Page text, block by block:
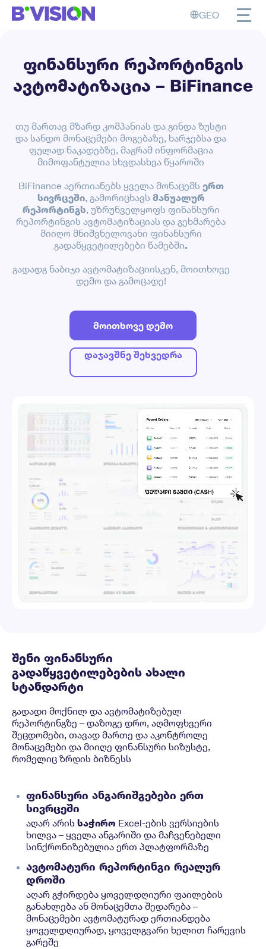
GEO
ფინანსური რეპორტინგის
ავტომატიზაცია – BiFinance
თუ მართავ მზარდ კომპანიას და გინდა ზუსტი
და სანდო მონაცემები მოგებაზე, ხარჯებსა და
ფულად ნაკადებზე, მაგრამ ინფორმაცია
მიმოფანტულია სხვდასხვა წყაროში
BiFinance აერთიანებს ყველა მონაცემს ერთ
სივრცეში, გამორიცხავს მანუალურ
რეპორტინგს, უზრუნველყოფს ფინანსური
რეპორტინგის ავტომატიზაციას და გეხმარება
მიიღო მნიშვნელოვანი ფინანსური
გადაწყვეტილებები წამებში.
გადადგ ნაბიჯი ავტომატიზაციისკენ, მოითხოვე
დემო და გამოცადე!
მოითხოვე დემო
დაჯავშნე შეხვედრა
შენი ფინანსური
გადაწყვეტილებების ახალი
სტანდარტი
გადადი მოქნილ და ავტომატიზებულ
რეპორტინგზე – დაზოგე დრო, აღმოფხვერი
შეცდომები, თავად მართე და აკონტროლე
მონაცემები და მიიღე ფინანსური სიზუსტე,
რომელიც ზრდის ბიზნესს
ფინანსური ანგარიშგებები ერთ
სივრცეში
აღარ არის საჭირო Excel-ების ვერსიების
ხილვა – ყველა ანგარიში და მაჩვენებელი
სინქრონიზებულია ერთ პლატფორმაზე
ავტომატური რეპორტინგი რეალურ
დროში
აღარ გჭირდება ყოველდღიური ფაილების
განახლება ან მონაცემთა შედარება –
მონაცემები ავტომატურად ერთიანდება
ყოველდღიურად, ყოველგვარი ხელით ჩარევის
გარეშე